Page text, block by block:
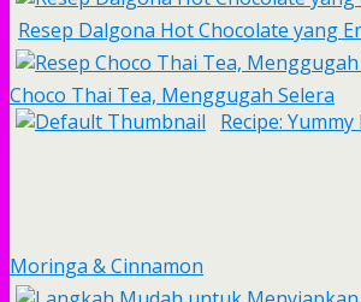
Resep Dalgona Hot Chocolate yang
Choco Thai Tea, Menggugah Selera
Recipe:
Moringa & Cinnamon